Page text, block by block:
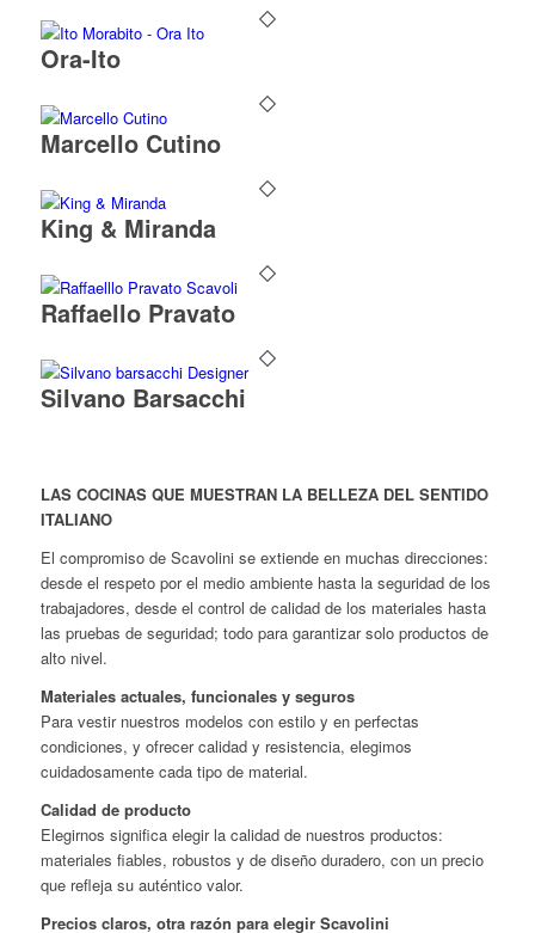
Ora-Ito
Marcello Cutino
King & Miranda
Raffaello Pravato
Silvano Barsacchi
LAS COCINAS QUE MUESTRAN LA BELLEZA DEL SENTIDO
ITALIANO
El compromiso de Scavolini se extiende en muchas direcciones:
desde el respeto por el medio ambiente hasta la seguridad de los
trabajadores, desde el control de calidad de los materiales hasta
las pruebas de seguridad; todo para garantizar solo productos de
alto nivel.
Materiales actuales, funcionales y seguros
Para vestir nuestros modelos con estilo y en perfectas
condiciones, y ofrecer calidad y resistencia, elegimos
cuidadosamente cada tipo de material.
Calidad de producto
Elegirnos significa elegir la calidad de nuestros productos:
materiales fiables, robustos y de diseño duradero, con un precio
que refleja su auténtico valor.
Precios claros, otra razón para elegir Scavolini